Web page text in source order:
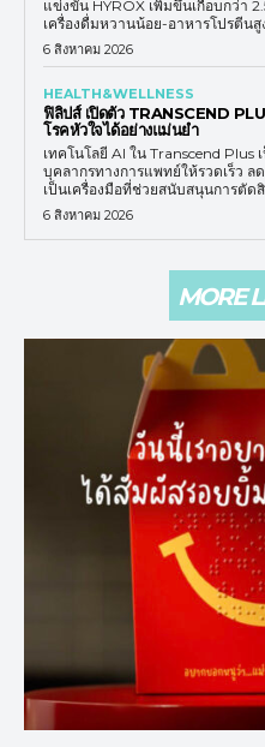
แข่งขัน HYROX เพิ่มขึ้นเกือบกว่า
เครื่องดื่มหวานน้อย-อาหารโปรตีนสู
6 สิงหาคม 2026
HEALTH&WELLNESS
ฟิลิปส์ เปิดตัว TRANSCEND
โรคหัวใจได้อย่างแม่นยำ
เทคโนโลยี AI ใน Transcend
บุคลากรทางการแพทย์ให้รวดเร็ว
เป็นเครื่องมือที่ช่วยสนับสนุนการตัด
6 สิงหาคม 2026
MORE